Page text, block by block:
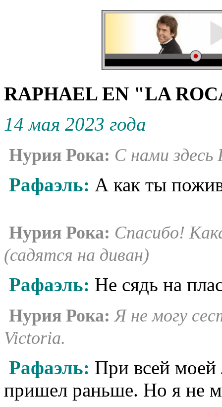
RAPHAEL EN "LA
14 мая 2023 года
Нурия Рока: С нами здесь
Рафаэль: А как ты
Нурия Рока: Спасибо!
(садятся на диван)
Рафаэль: Не сядь на
Нурия Рока: Я не могу
Victoria.
Рафаэль: При всей моей
пришел раньше. Но я не